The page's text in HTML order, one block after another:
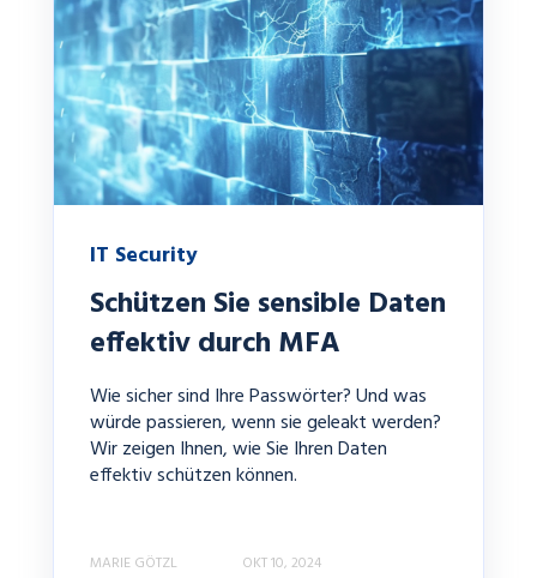
IT Security
Schützen Sie sensible Daten
effektiv durch MFA
Wie sicher sind Ihre Passwörter? Und was
würde passieren, wenn sie geleakt werden?
Wir zeigen Ihnen, wie Sie Ihren Daten
effektiv schützen können.
MARIE GÖTZL OKT 10, 2024